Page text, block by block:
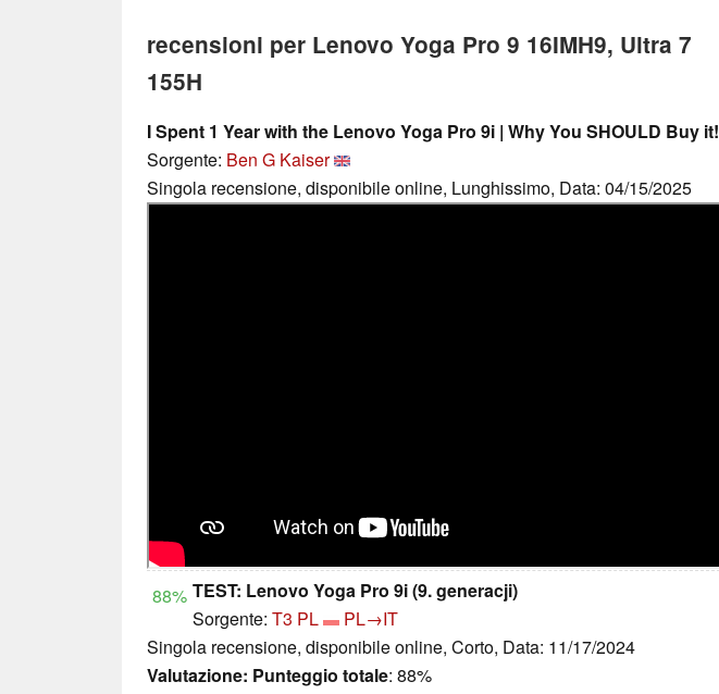
recensioni per Lenovo Yoga Pro 9 16IMH9, Ultra 7
155H
I Spent 1 Year with the Lenovo Yoga Pro 9i | Why You SHOULD Buy it!
Sorgente: Ben G Kaiser
Singola recensione, disponibile online, Lunghissimo, Data: 04/15/2025
88% TEST: Lenovo Yoga Pro 9i (9. generacji)
Sorgente: T3 PL
PL→IT
Singola recensione, disponibile online, Corto, Data: 11/17/2024
Valutazione: Punteggio totale: 88%